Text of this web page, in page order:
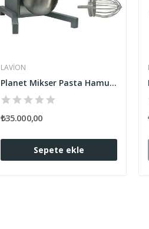
LAVION
Planet Mikser Pasta Hamur Mikseri Hız Kontrollü...
₺35.000,00
Sepete ekle